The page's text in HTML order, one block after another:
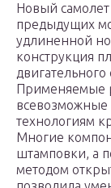
Новый
предыдущих
удлиненной
конструкция
Применяемые
всевозможные
технологиям
Многие
штамповки, а
методом